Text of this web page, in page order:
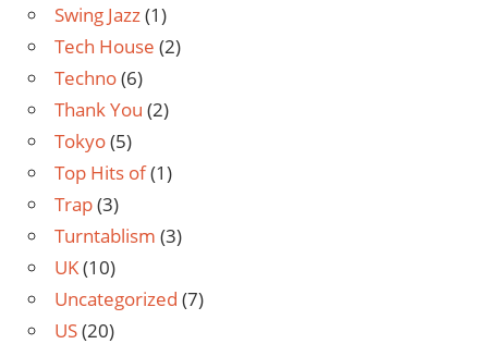
Swing Jazz(1)
Tech House (2)
Techno(6)
Thank You (2)
Tokyo(5)
Top Hits of(1)
Trap(3)
Turntablism (3)
UK(10)
Uncategorized (7)
US(20)